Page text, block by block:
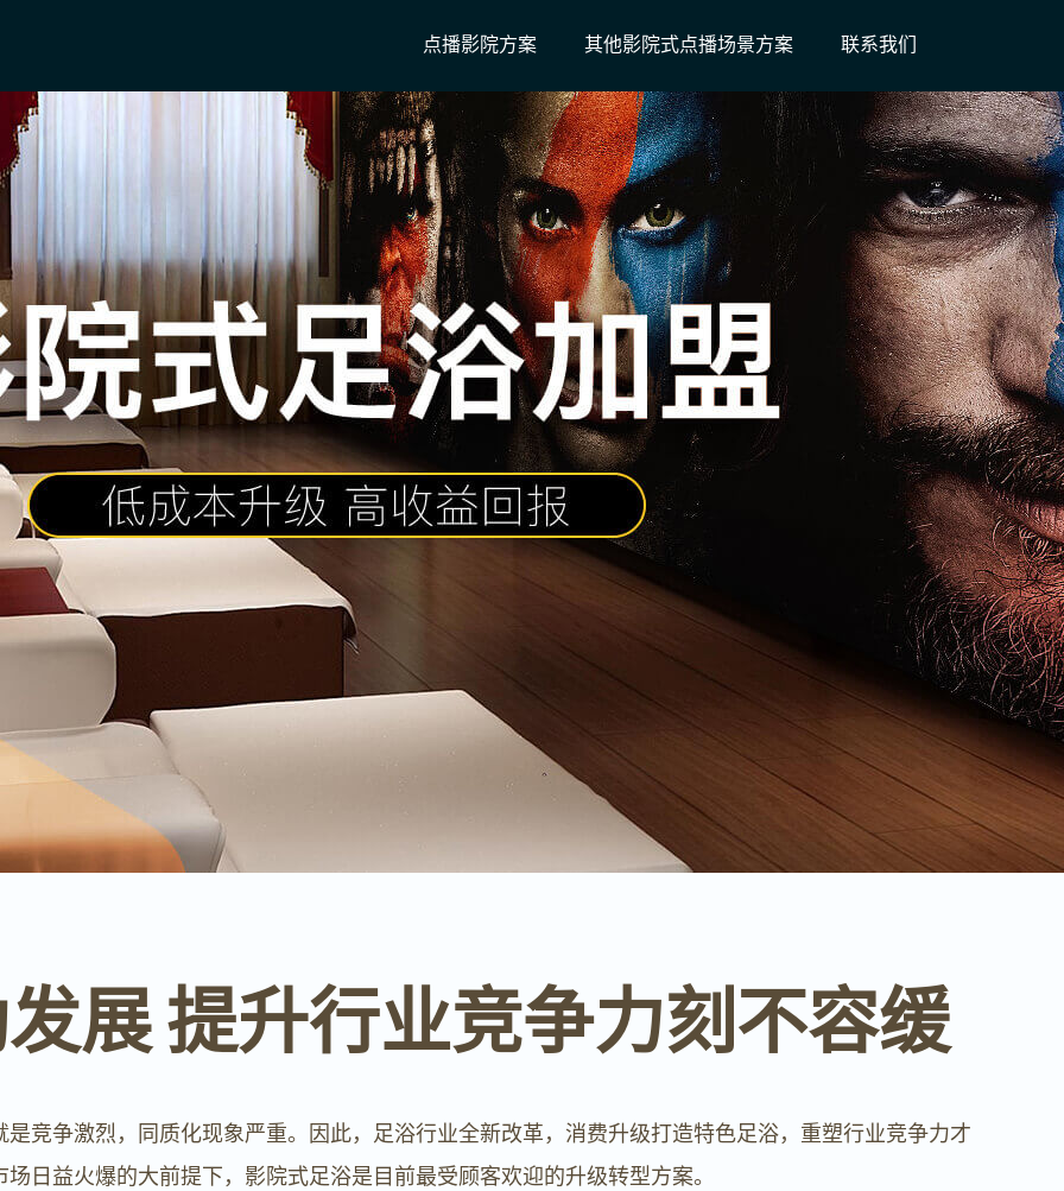
点播影院方案 其他影院式点播场景方案 联系我们
展 提升行业竞争力刻不容缓
竞争激烈，同质化现象严重。因此，足浴行业全新改革，消费升级打造特色足浴，重塑行业竞争力才
日益火爆的大前提下，影院式足浴是目前最受顾客欢迎的升级转型方案。